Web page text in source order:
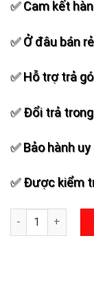
✅ Cam kết
✅ Ở đâu bán
✅ Hỗ trợ trả
✅ Đổi trả
✅ Bảo hành
✅ Được kiểm
Loa kéo